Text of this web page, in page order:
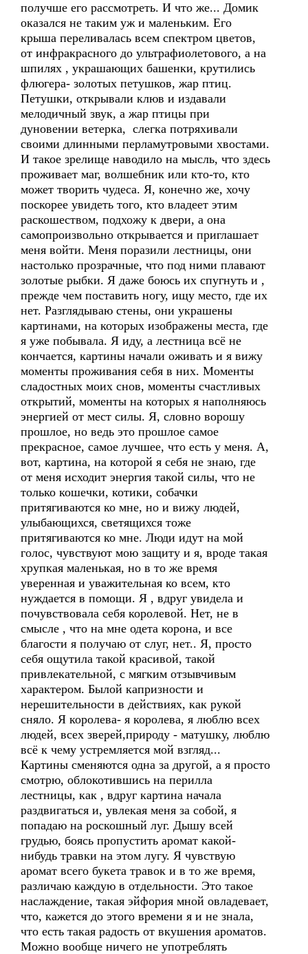
получше его рассмотреть. И что же... Домик
оказался не таким уж и маленьким. Его
крыша переливалась всем спектром цветов,
от инфракрасного до ультрафиолетового, а на
шпилях , украшающих башенки, крутились
флюгера- золотых петушков, жар птиц.
Петушки, открывали клюв и издавали
мелодичный звук, а жар птицы при
дуновении ветерка, слегка потряхивали
своими длинными перламутровыми хвостами.
И такое зрелище наводило на мысль, что здесь
проживает маг, волшебник или кто-то, кто
может творить чудеса. Я, конечно же, хочу
поскорее увидеть того, кто владеет этим
раскошеством, подхожу к двери, а она
самопроизвольно открывается и приглашает
меня войти. Меня поразили лестницы, они
настолько прозрачные, что под ними плавают
золотые рыбки. Я даже боюсь их спугнуть и ,
прежде чем поставить ногу, ищу место, где их
нет. Разглядываю стены, они украшены
картинами, на которых изображены места, где
я уже побывала. Я иду, а лестница всё не
кончается, картины начали оживать и я вижу
моменты проживания себя в них. Моменты
сладостных моих снов, моменты счастливых
открытий, моменты на которых я наполняюсь
энергией от мест силы. Я, словно ворошу
прошлое, но ведь это прошлое самое
прекрасное, самое лучшее, что есть у меня. А,
вот, картина, на которой я себя не знаю, где
от меня исходит энергия такой силы, что не
только кошечки, котики, собачки
притягиваются ко мне, но и вижу людей,
улыбающихся, светящихся тоже
притягиваются ко мне. Люди идут на мой
голос, чувствуют мою защиту и я, вроде такая
хрупкая маленькая, но в то же время
уверенная и уважительная ко всем, кто
нуждается в помощи. Я , вдруг увидела и
почувствовала себя королевой. Нет, не в
смысле , что на мне одета корона, и все
благости я получаю от слуг, нет.. Я, просто
себя ощутила такой красивой, такой
привлекательной, с мягким отзывчивым
характером. Былой капризности и
нерешительности в действиях, как рукой
сняло. Я королева- я королева, я люблю всех
людей, всех зверей,природу - матушку, люблю
всё к чему устремляется мой взгляд...
Картины сменяются одна за другой, а я просто
смотрю, облокотившись на перилла
лестницы, как , вдруг картина начала
раздвигаться и, увлекая меня за собой, я
попадаю на роскошный луг. Дышу всей
грудью, боясь пропустить аромат какой-
нибудь травки на этом лугу. Я чувствую
аромат всего букета травок и в то же время,
различаю каждую в отдельности. Это такое
наслаждение, такая эйфория мной овладевает,
что, кажется до этого времени я и не знала,
что есть такая радость от вкушения ароматов.
Можно вообще ничего не употреблять